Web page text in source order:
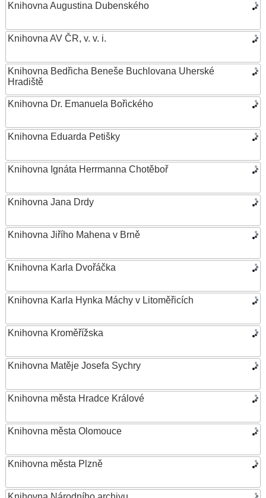
Knihovna Augustina Dubenského
Knihovna AV ČR, v. v. i.
Knihovna Bedřicha Beneše Buchlovana Uherské
Hradiště
Knihovna Dr. Emanuela Bořického
Knihovna Eduarda Petišky
Knihovna Ignáta Herrmanna Chotěboř
Knihovna Jana Drdy
Knihovna Jiřího Mahena v Brně
Knihovna Karla Dvořáčka
Knihovna Karla Hynka Máchy v Litoměřicích
Knihovna Kroměřížska
Knihovna Matěje Josefa Sychry
Knihovna města Hradce Králové
Knihovna města Olomouce
Knihovna města Plzně